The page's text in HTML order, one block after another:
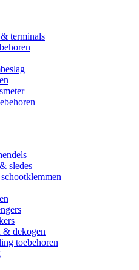
terminals
sledes
& dekogen
toebehoren